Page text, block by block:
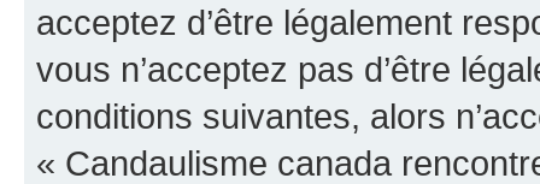
acceptez d’être légalement
vous n’acceptez pas d’être
conditions suivantes, alors
« Candaulisme canada